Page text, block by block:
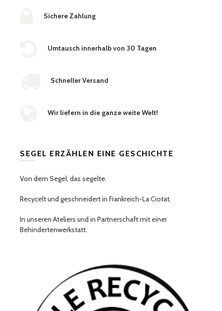
Sichere Zahlung
Umtausch innerhalb von 30 Tagen
Schneller Versand
Wir liefern in die ganze weite Welt!
SEGEL ERZÄHLEN EINE GESCHICHTE
Von dem Segel, das segelte.
Recycelt und geschneidert in Frankreich-La Ciotat.
In unseren Ateliers und in Partnerschaft mit einer
Behindertenwerkstatt.